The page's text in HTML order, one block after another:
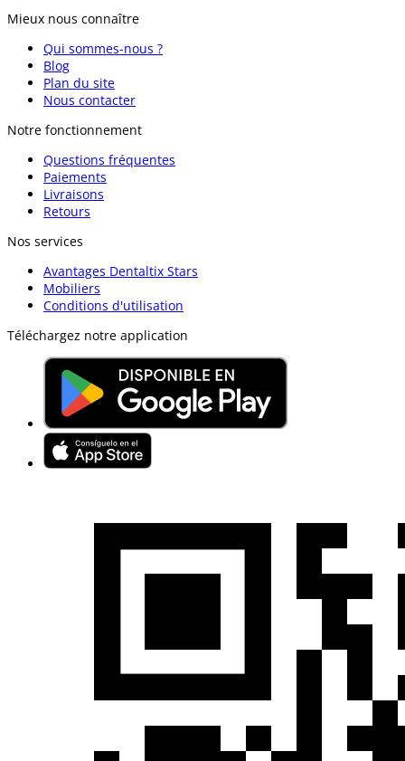
Mieux nous connaître
Qui sommes-nous ?
Blog
Plan du site
Nous contacter
Notre fonctionnement
Questions fréquentes
Paiements
Livraisons
Retours
Nos services
Avantages Dentaltix Stars
Mobiliers
Conditions d'utilisation
Téléchargez notre application